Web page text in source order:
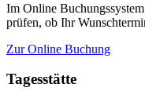
Im Online
prüfen, ob Ihr
Zur Online Buchung
Tagesstätte